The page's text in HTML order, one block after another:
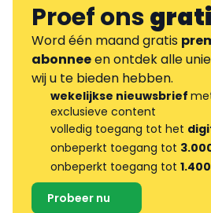
Proef ons
Word één maand gratis
abonneeen ontdek alle
wij u te bieden hebben.
wekelijkse nieuwsbrief
exclusieve content
volledig toegang tot het
onbeperkt toegang tot
onbeperkt toegang tot
Probeer nu